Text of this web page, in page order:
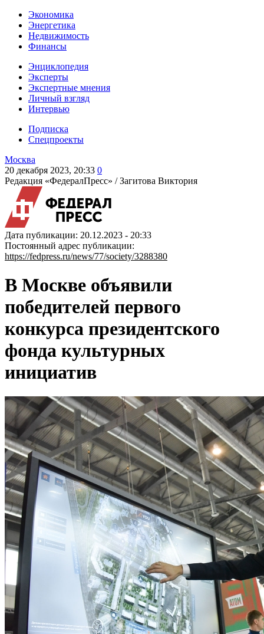
Экономика
Энергетика
Недвижимость
Финансы
Энциклопедия
Эксперты
Экспертные мнения
Личный взгляд
Интервью
Подписка
Спецпроекты
Москва
20 декабря 2023, 20:33 0
Редакция «ФедералПресс» /Загитова Виктория
Дата публикации: 20.12.2023 - 20:33
Постоянный адрес публикации:
https://fedpress.ru/news/77/society/3288380
В Москве объявили
победителей первого
конкурса президентского
фонда культурных
инициатив